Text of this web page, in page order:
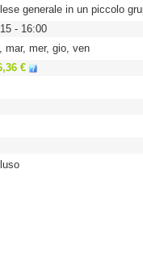
- 16:00
mar, mer, gio, ven
€